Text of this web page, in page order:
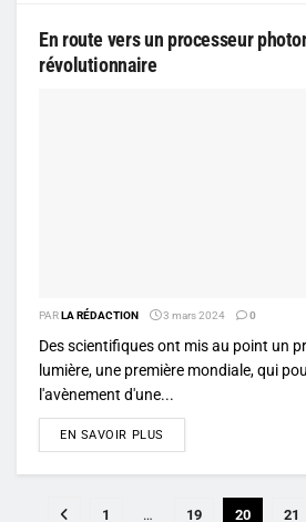
En route vers un processeur
révolutionnaire
PARLA RÉDACTION 3 mars 2024 0
Des scientifiques ont mis au point un
lumière, une première mondiale, qui
l'avènement d'une...
EN SAVOIR PLUS
1 … 19 20 21